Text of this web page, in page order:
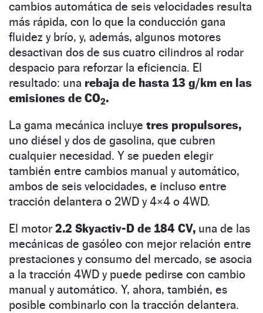
cambios automática de seis velocidades resulta
más rápida, con lo que la conducción gana
fluidez y brío, y, además, algunos motores
desactivan dos de sus cuatro cilindros al rodar
despacio para reforzar la eficiencia. El
resultado: una rebaja de hasta 13 g/km en las
emisiones de CO2.
La gama mecánica incluye tres propulsores,
uno diésel y dos de gasolina, que cubren
cualquier necesidad. Y se pueden elegir
también entre cambios manual y automático,
ambos de seis velocidades, e incluso entre
tracción delantera o 2WD y 4×4 o 4WD.
El motor 2.2 Skyactiv-D de 184 CV, una de las
mecánicas de gasóleo con mejor relación entre
prestaciones y consumo del mercado, se asocia
a la tracción 4WD y puede pedirse con cambio
manual y automático. Y, ahora, también, es
posible combinarlo con la tracción delantera.